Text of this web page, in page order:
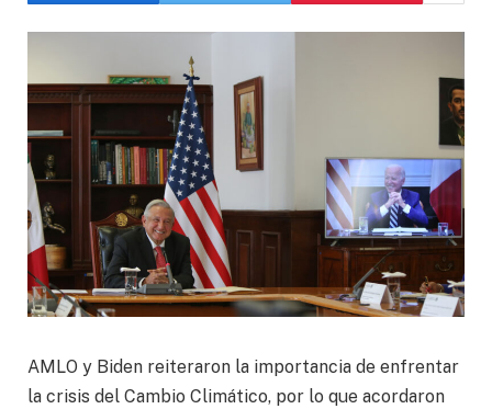
AMLO y Biden reiteraron la importancia de enfrentar
la crisis del Cambio Climático, por lo que acordaron